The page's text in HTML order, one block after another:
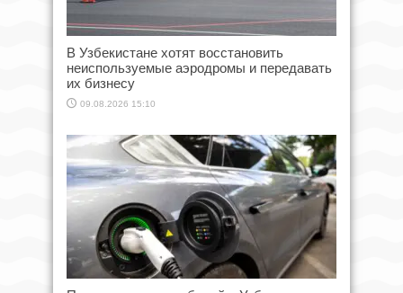
В Узбекистане хотят восстановить
неиспользуемые аэродромы и передавать
их бизнесу
09.08.2026 15:10